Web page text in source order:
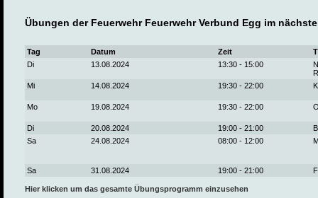
Übungen der Feuerwehr Feuerwehr Verbund Egg im
Tag Datum Zeit
Di
13.08.2024 13:30 - 15:00
Mi
14.08.2024 19:30 - 22:00
Mo 19.08.2024 19:30 - 22:00
Di 20.08.2024 19:00 - 21:00
Sa
24.08.2024 08:00 - 12:00
Sa 31.08.2024 19:00 - 21:00
Hier klicken um das gesamte Übungsprogramm einzusehen